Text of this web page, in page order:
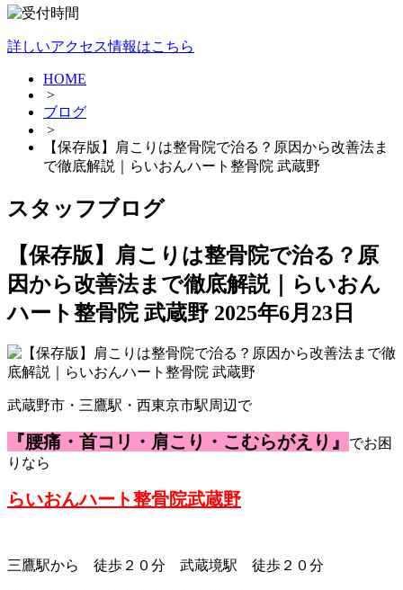
詳しいアクセス情報はこちら
HOME
>
ブログ
>
【保存版】肩こりは整骨院で治る？原因から改善法ま
で徹底解説｜らいおんハート整骨院 武蔵野
スタッフブログ
【保存版】肩こりは整骨院で治る？原
因から改善法まで徹底解説｜らいおん
ハート整骨院 武蔵野 2025年6月23日
武蔵野市・三鷹駅・西東京市駅周辺で
『腰痛・首コリ・肩こり・こむらがえり』
でお困
りなら
らいおんハート整骨院武蔵野
三鷹駅から 徒歩２０分 武蔵境駅 徒歩２０分